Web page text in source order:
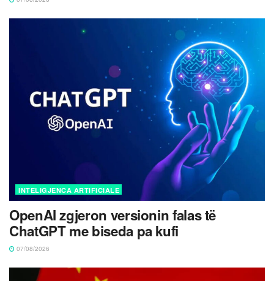
INTELIGJENCA ARTIFICIALE
OpenAI zgjeron versionin falas të
ChatGPT me biseda pa kufi
07/08/2026